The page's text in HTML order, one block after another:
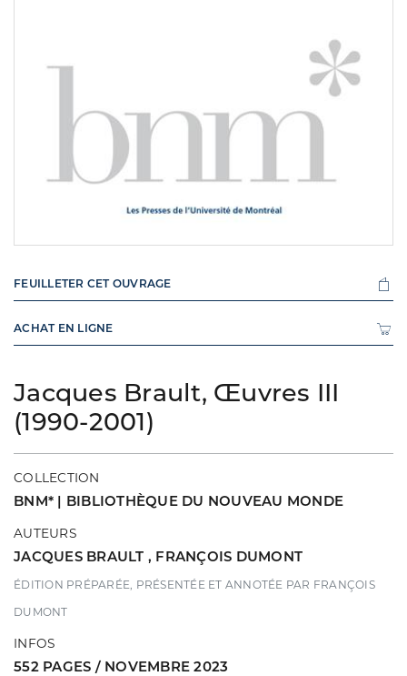
Jacques Brault, Œuvres III
(1990-2001)
COLLECTION
BNM* | BIBLIOTHÈQUE DU NOUVEAU MONDE
AUTEURS
JACQUES BRAULT , FRANÇOIS DUMONT
ÉDITION PRÉPARÉE, PRÉSENTÉE ET ANNOTÉE PAR FRANÇOIS
DUMONT
INFOS
552 PAGES / NOVEMBRE 2023
FEUILLETER CET OUVRAGE
ACHAT EN LIGNE